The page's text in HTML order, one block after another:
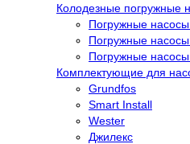
Колодезные погружные
Погружные
Погружные
Погружные
Комплектующие для
Grundfos
Smart Install
Wester
Джилекс